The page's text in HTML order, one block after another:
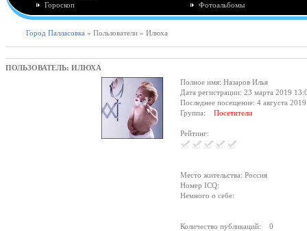
Гороскоп
Фотоальбомы
Город Палласовка » Пользователи » Илюха
ПОЛЬЗОВАТЕЛЬ: ИЛЮХА
Полное имя: Назаров Илья
Дата регистрации: 23 марта 2019
Последнее посещение: 4 августа
Группа: Посетители
Рейтинг:
Место жительства: Россия
Номер ICQ:
Немного о себе:
Количество публикаций: 0